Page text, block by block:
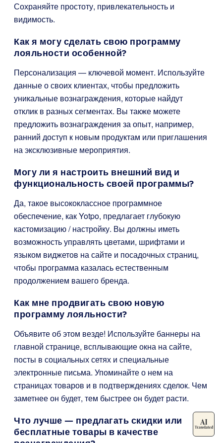
Сохраняйте простоту, привлекательность и
видимость.
Как я могу сделать свою программу
лояльности особенной?
Персонализация — ключевой момент. Используйте
данные о своих клиентах, чтобы предложить
уникальные вознаграждения, которые найдут
отклик в разных сегментах. Вы также можете
предложить вознаграждения за опыт, например,
ранний доступ к новым продуктам или приглашения
на эксклюзивные мероприятия.
Могу ли я настроить внешний вид и
функциональность своей программы?
Да, такое высококлассное программное
обеспечение, как Yotpo, предлагает глубокую
кастомизацию / настройку. Вы должны иметь
возможность управлять цветами, шрифтами и
языком виджетов на сайте и посадочных страниц,
чтобы программа казалась естественным
продолжением вашего бренда.
Как мне продвигать свою новую
программу лояльности?
Объявите об этом везде! Используйте баннеры на
главной странице, всплывающие окна на сайте,
посты в социальных сетях и специальные
электронные письма. Упоминайте о нем на
страницах товаров и в подтверждениях сделок. Чем
заметнее он будет, тем быстрее он будет расти.
Что лучше — предлагать скидки или
бесплатные товары в качестве